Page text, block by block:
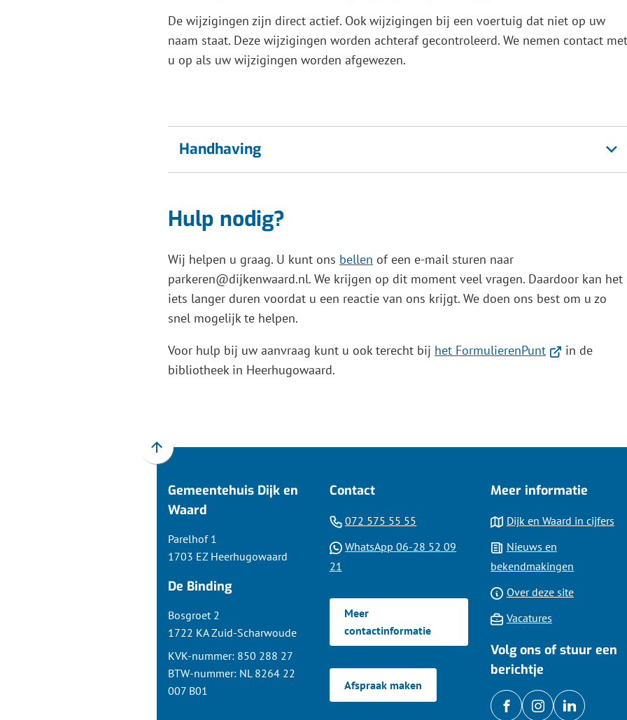
De wijzigingen zijn direct actief. Ook wijzigingen bij een voertuig dat niet op uw
naam staat. Deze wijzigingen worden achteraf gecontroleerd. We nemen contact met
u op als uw wijzigingen worden afgewezen.
Handhaving
Hulp nodig?
Wij helpen u graag. U kunt ons bellen of een e-mail sturen naar
parkeren@dijkenwaard.nl. We krijgen op dit moment veel vragen. Daardoor kan het
iets langer duren voordat u een reactie van ons krijgt. We doen ons best om u zo
snel mogelijk te helpen.
Voor hulp bij uw aanvraag kunt u ook terecht bij het FormulierenPunt(Verwijst
in de
bibliotheek in Heerhugowaard.
Scroll
boven
naar
begin
van
paginainhoud
Gemeentehuis Dijk en
Waard
Parelhof 1
1703 EZ Heerhugowaard
De Binding
Bosgroet 2
1722 KA Zuid-Scharwoude
KVK-nummer: 850 288 27
BTW-nummer: NL 8264 22
007 B01
Contact
072 575 55 55
naar
WhatsApp 06-28 52 09
21
Whatsapp
telefoonnummer)
Meer
contactinformatie
Afspraak maken
Meer informatie
Dijk en Waard in cijfers
Nieuws en
bekendmakingen
Over deze site
Vacatures
Volg ons of stuur een
berichtje
/gemDijkenWaard
(Verwijst(Verwijst(Verwijst